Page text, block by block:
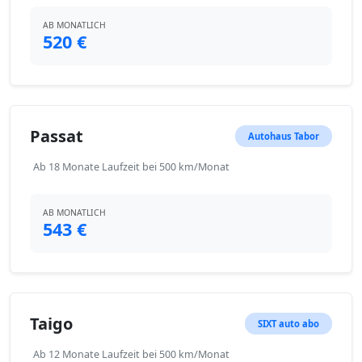
AB MONATLICH
520 €
Passat Autohaus Tabor
Ab 18 Monate Laufzeit bei 500 km/Monat
AB MONATLICH
543 €
Taigo SIXT auto abo
Ab 12 Monate Laufzeit bei 500 km/Monat